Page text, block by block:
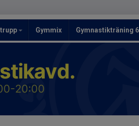
Gymmix Gymnastikträning
20:00